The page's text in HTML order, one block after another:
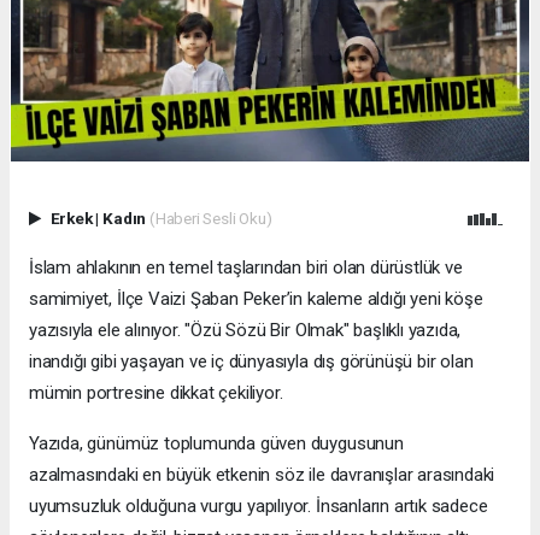
Erkek| Kadın (Haberi Sesli Oku)
İslam ahlakının en temel taşlarından biri olan dürüstlük ve
samimiyet, İlçe Vaizi Şaban Peker’in kaleme aldığı yeni köşe
yazısıyla ele alınıyor. "Özü Sözü Bir Olmak" başlıklı yazıda,
inandığı gibi yaşayan ve iç dünyasıyla dış görünüşü bir olan
mümin portresine dikkat çekiliyor.
​Yazıda, günümüz toplumunda güven duygusunun
azalmasındaki en büyük etkenin söz ile davranışlar arasındaki
uyumsuzluk olduğuna vurgu yapılıyor. İnsanların artık sadece